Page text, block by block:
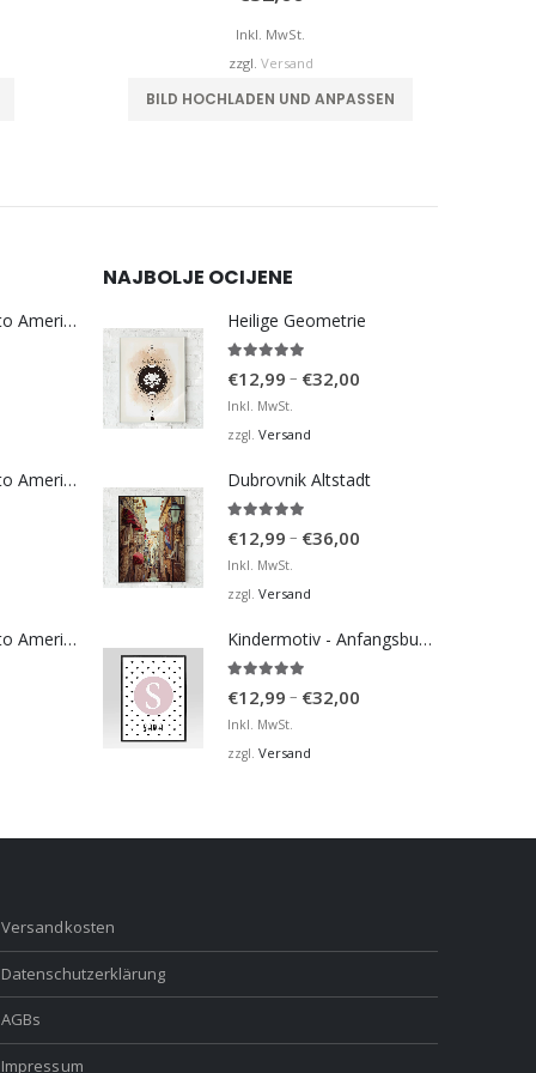
Inkl. MwSt.
zzgl. Versand
BILD HOCHLADEN UND ANPASSEN
Bosna Take Me to America Navijačka Majica 3
Bosna Take Me to America Navijačka Majica 4
Bosna Take Me to America Navijačka Majica 2
NAJBOLJE OCIJENE
Heilige Geometrie
€12,99 – €32,00
Inkl. MwSt.
zzgl. Versand
Dubrovnik Altstadt
€12,99 – €36,00
Inkl. MwSt.
zzgl. Versand
Kindermotiv - Anfangsbuchstabe und Name
€12,99 – €32,00
Inkl. MwSt.
zzgl. Versand
Versandkosten
Datenschutzerklärung
AGBs
Impressum